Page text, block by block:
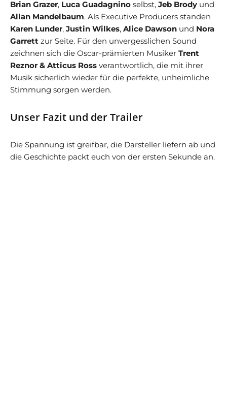
Brian Grazer, Luca Guadagnino selbst, Jeb Brody und
Allan Mandelbaum. Als Executive Producers standen
Karen Lunder, Justin Wilkes, Alice Dawson und Nora
Garrett zur Seite. Für den unvergesslichen Sound
zeichnen sich die Oscar-prämierten Musiker Trent
Reznor & Atticus Ross verantwortlich, die mit ihrer
Musik sicherlich wieder für die perfekte, unheimliche
Stimmung sorgen werden.
Unser Fazit und der Trailer
Die Spannung ist greifbar, die Darsteller liefern ab und
die Geschichte packt euch von der ersten Sekunde an.